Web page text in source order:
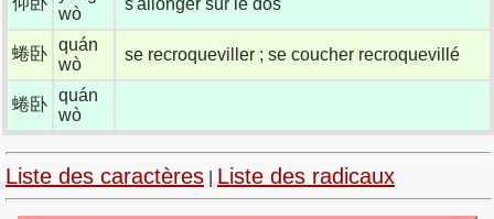
wò
蜷卧 quán
wò
se recroqueviller ; se coucher recroquevillé
蜷卧 quán
wò
Liste des caractères Liste des radicaux